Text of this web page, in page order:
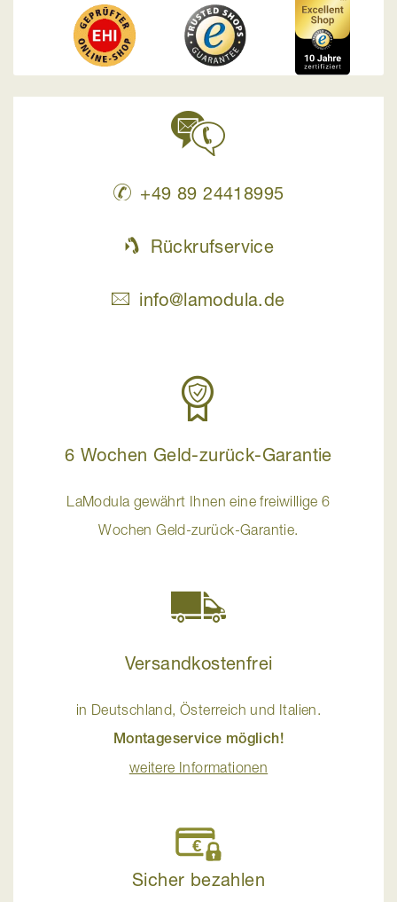
+49 89 24418995
Rückrufservice
info@lamodula.de
6 Wochen Geld-zurück-Garantie
LaModula gewährt Ihnen eine freiwillige 6
Wochen Geld-zurück-Garantie.
Versandkostenfrei
in Deutschland, Österreich und Italien.
Montageservice möglich!
weitere Informationen
Sicher bezahlen